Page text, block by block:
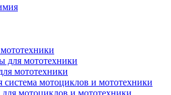
для мототехники
мототехники
система мотоциклов и мототехники
для мотоциклов и мототехники